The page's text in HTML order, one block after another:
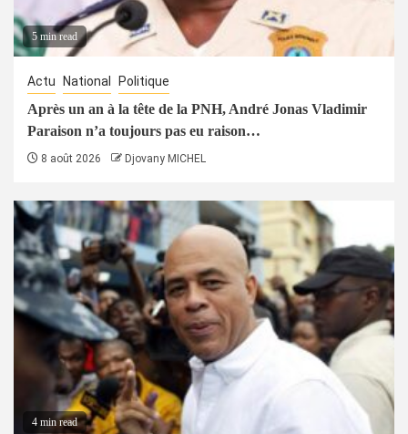
5 min read
Actu National Politique
Après un an à la tête de la PNH, André Jonas Vladimir
Paraison n’a toujours pas eu raison…
8 août 2026 Djovany MICHEL
4 min read